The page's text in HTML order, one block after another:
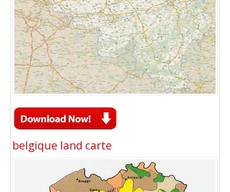
belgique land carte